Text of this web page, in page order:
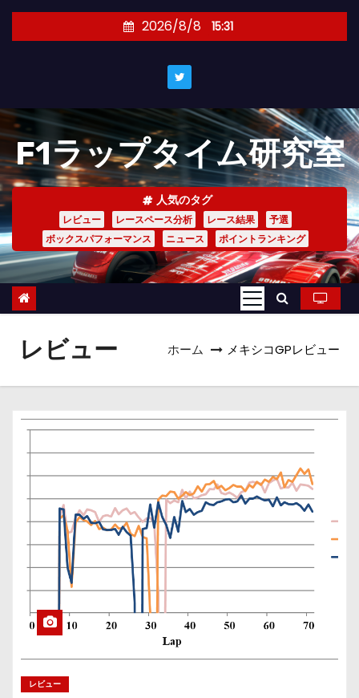
キ
ッ
プ
2026/8/8 15:31
F1ラップタイム研究室
人気のタグ
レビュー レースペース分析 レース結果
予選
ボックスパフォーマンス
ニュース ポイントランキング
レビュー ホーム メキシコGPレビュー
レビュー